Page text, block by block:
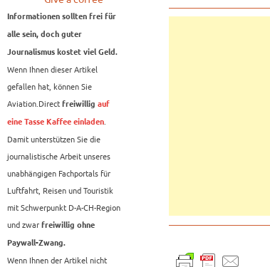
Informationen sollten frei für
alle sein, doch guter
Journalismus kostet viel Geld.
Wenn Ihnen dieser Artikel
gefallen hat, können Sie
Aviation.Direct freiwillig auf
eine Tasse Kaffee einladen.
Damit unterstützen Sie die
journalistische Arbeit unseres
unabhängigen Fachportals für
Luftfahrt, Reisen und Touristik
mit Schwerpunkt D-A-CH-Region
und zwar freiwillig ohne
Paywall-Zwang.
Wenn Ihnen der Artikel nicht